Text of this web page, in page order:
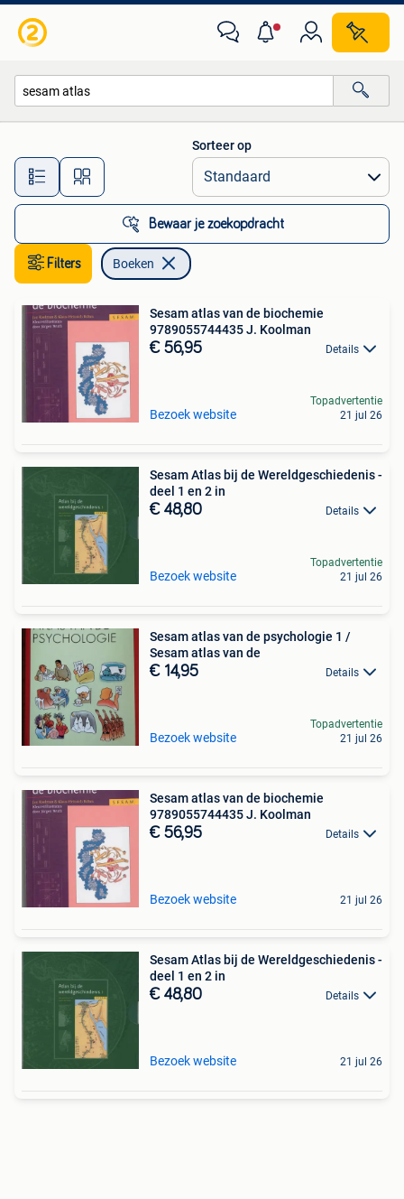
Alle afstanden…
Sorteer op
Bewaar je zoekopdracht
Filters Boeken
Sesam atlas van de biochemie
9789055744435 J. Koolman
€ 56,95 Details
Bezoek website
Topadvertentie
21 jul 26
Sesam Atlas bij de Wereldgeschiedenis -
deel 1 en 2 in
€ 48,80 Details
Bezoek website
Topadvertentie
21 jul 26
Sesam atlas van de psychologie 1 /
Sesam atlas van de
€ 14,95 Details
Bezoek website
Topadvertentie
21 jul 26
Sesam atlas van de biochemie
9789055744435 J. Koolman
€ 56,95 Details
Bezoek website 21 jul 26
Sesam Atlas bij de Wereldgeschiedenis -
deel 1 en 2 in
€ 48,80 Details
Bezoek website 21 jul 26